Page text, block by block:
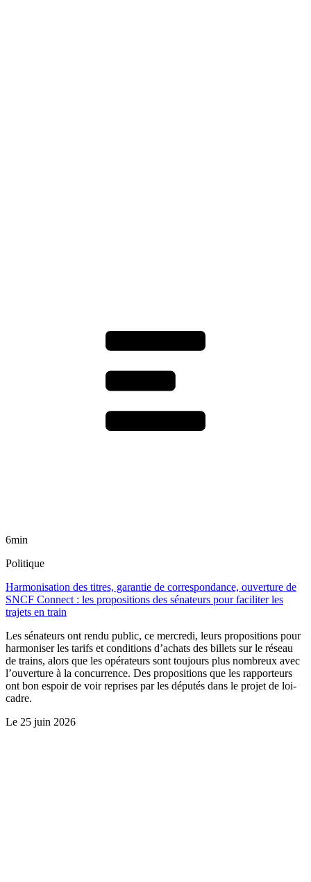
6min
Politique
Harmonisation des titres, garantie de correspondance, ouverture de
SNCF Connect : les propositions des sénateurs pour faciliter les
trajets en train
Les sénateurs ont rendu public, ce mercredi, leurs propositions pour
harmoniser les tarifs et conditions d’achats des billets sur le réseau
de trains, alors que les opérateurs sont toujours plus nombreux avec
l’ouverture à la concurrence. Des propositions que les rapporteurs
ont bon espoir de voir reprises par les députés dans le projet de loi-
cadre.
Le 25 juin 2026